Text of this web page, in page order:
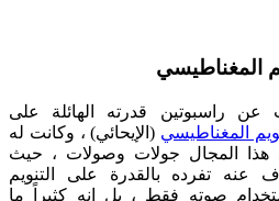
عن راسبوتين قدرته الهائلة على
المغناطيسي(الإيحائي) ، وكانت له
المجال جولات وصولات ، حيث
عنه تفرده بالقدرة على التنويم
صوته فقط ، بل إنه كثيراً ما